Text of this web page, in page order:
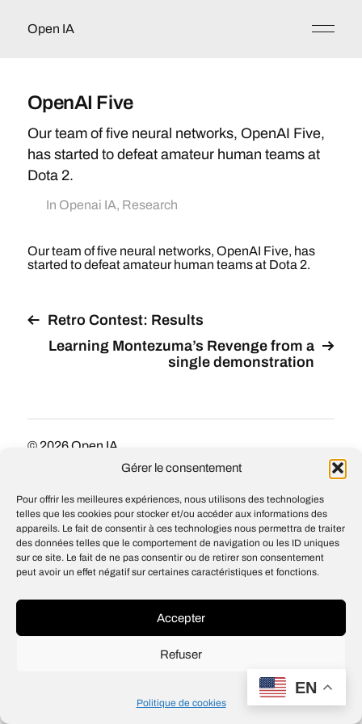
Gérer le consentement
Pour offrir les meilleures expériences, nous utilisons des technologies
telles que les cookies pour stocker et/ou accéder aux informations des
appareils. Le fait de consentir à ces technologies nous permettra de traiter
des données telles que le comportement de navigation ou les ID uniques
sur ce site. Le fait de ne pas consentir ou de retirer son consentement
peut avoir un effet négatif sur certaines caractéristiques et fonctions.
Accepter
Refuser
Politique de cookies
Open IA
OpenAI Five
Our team of five neural networks, OpenAI Five,
has started to defeat amateur human teams at
Dota 2.
In Openai IA, Research
Our team of five neural networks, OpenAI Five, has
started to defeat amateur human teams at Dota 2.
Retro Contest: Results
Learning Montezuma’s Revenge from a
single demonstration
© 2026Open IA
Jean-Louis Maso
EN